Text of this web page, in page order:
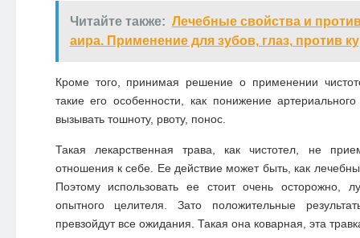
Читайте также: Лечебные свойства и
аира. Применение для зубов, глаз, против
Кроме того, принимая решение о применении
такие его особенности, как понижение
вызывать тошноту, рвоту, понос.
Такая лекарственная трава, как чистотел, не
отношения к себе. Ее действие может быть, как
Поэтому использовать ее стоит очень осторожно,
опытного целителя. Зато положительные
превзойдут все ожидания. Такая она коварная, эта